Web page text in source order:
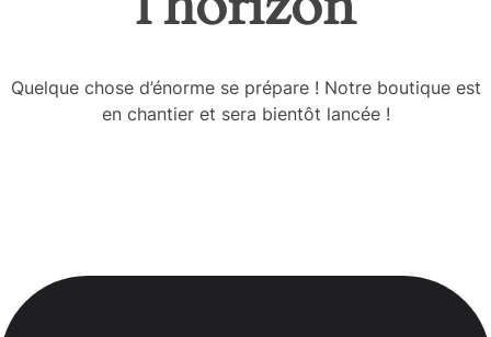
Quelque chose d’énorme se prépare ! Notre boutique est
en chantier et sera bientôt lancée !